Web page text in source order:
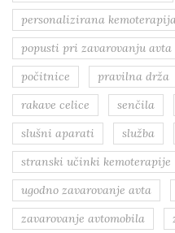
personalizirana
popusti pri zavarovanju avta
počitnice
pravilna drža
rakave celice
senčila
slušni aparati
služba
stranski učinki kemoterapije
ugodno zavarovanje avta
zavarovanje avtomobila